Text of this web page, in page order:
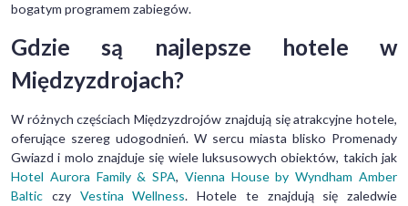
bogatym programem zabiegów.
Gdzie są najlepsze hotele w
Międzyzdrojach?
W różnych częściach Międzyzdrojów znajdują się atrakcyjne hotele,
oferujące szereg udogodnień. W sercu miasta blisko Promenady
Gwiazd i molo znajduje się wiele luksusowych obiektów, takich jak
Hotel Aurora Family & SPA, Vienna House by Wyndham Amber
Baltic czy Vestina Wellness. Hotele te znajdują się zaledwie